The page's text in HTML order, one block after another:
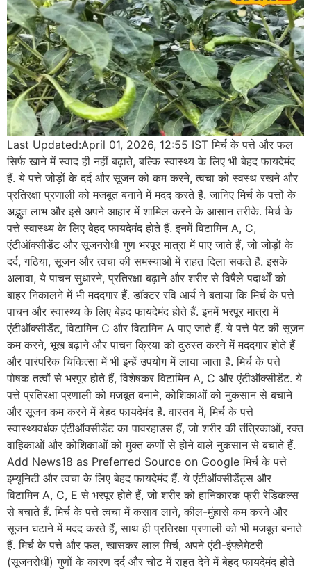
Last Updated:April 01, 2026, 12:55 IST मिर्च के पत्ते और फल
सिर्फ खाने में स्वाद ही नहीं बढ़ाते, बल्कि स्वास्थ्य के लिए भी बेहद फायदेमंद
हैं. ये पत्ते जोड़ों के दर्द और सूजन को कम करने, त्वचा को स्वस्थ रखने और
प्रतिरक्षा प्रणाली को मजबूत बनाने में मदद करते हैं. जानिए मिर्च के पत्तों के
अद्भुत लाभ और इसे अपने आहार में शामिल करने के आसान तरीके. मिर्च के
पत्ते स्वास्थ्य के लिए बेहद फायदेमंद होते हैं. इनमें विटामिन A, C,
एंटीऑक्सीडेंट और सूजनरोधी गुण भरपूर मात्रा में पाए जाते हैं, जो जोड़ों के
दर्द, गठिया, सूजन और त्वचा की समस्याओं में राहत दिला सकते हैं. इसके
अलावा, ये पाचन सुधारने, प्रतिरक्षा बढ़ाने और शरीर से विषैले पदार्थों को
बाहर निकालने में भी मददगार हैं. डॉक्टर रवि आर्य ने बताया कि मिर्च के पत्ते
पाचन और स्वास्थ्य के लिए बेहद फायदेमंद होते हैं. इनमें भरपूर मात्रा में
एंटीऑक्सीडेंट, विटामिन C और विटामिन A पाए जाते हैं. ये पत्ते पेट की सूजन
कम करने, भूख बढ़ाने और पाचन क्रिया को दुरुस्त करने में मददगार होते हैं
और पारंपरिक चिकित्सा में भी इन्हें उपयोग में लाया जाता है. मिर्च के पत्ते
पोषक तत्वों से भरपूर होते हैं, विशेषकर विटामिन A, C और एंटीऑक्सीडेंट. ये
पत्ते प्रतिरक्षा प्रणाली को मजबूत बनाने, कोशिकाओं को नुकसान से बचाने
और सूजन कम करने में बेहद फायदेमंद हैं. वास्तव में, मिर्च के पत्ते
स्वास्थ्यवर्धक एंटीऑक्सीडेंट का पावरहाउस हैं, जो शरीर की तंत्रिकाओं, रक्त
वाहिकाओं और कोशिकाओं को मुक्त कणों से होने वाले नुकसान से बचाते हैं.
Add News18 as Preferred Source on Google मिर्च के पत्ते
इम्यूनिटी और त्वचा के लिए बेहद फायदेमंद हैं. ये एंटीऑक्सीडेंट्स और
विटामिन A, C, E से भरपूर होते हैं, जो शरीर को हानिकारक फ्री रेडिकल्स
से बचाते हैं. मिर्च के पत्ते त्वचा में कसाव लाने, कील-मुंहासे कम करने और
सूजन घटाने में मदद करते हैं, साथ ही प्रतिरक्षा प्रणाली को भी मजबूत बनाते
हैं. मिर्च के पत्ते और फल, खासकर लाल मिर्च, अपने एंटी-इंफ्लेमेटरी
(सूजनरोधी) गुणों के कारण दर्द और चोट में राहत देने में बेहद फायदेमंद होते